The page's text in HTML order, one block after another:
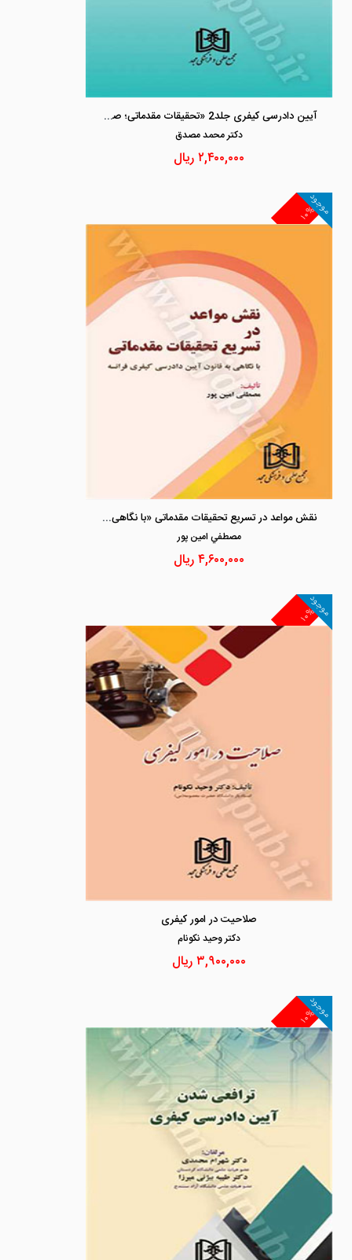
آیین دادرسی کیفری جلد2 «تحقیقات مقدماتی؛ صلاحیت رسیدگی در دادگاه های کیفری و..»
دكتر محمد مصدق
۲,۴۰۰,۰۰۰ریال
۱۰%
موجود
نقش مواعد در تسریع تحقیقات مقدماتی «با نگاهی به قانون آیین دادرسی کیفری فرانسه»
مصطفي امين پور
۴,۶۰۰,۰۰۰ریال
۱۰%
موجود
صلاحیت در امور کیفری
دكتر وحيد نكونام
۳,۹۰۰,۰۰۰ریال
۱۰%
موجود